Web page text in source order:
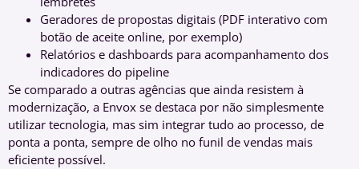
Geradores de propostas digitais (PDF interativo com
botão de aceite online, por exemplo)
Relatórios e dashboards para acompanhamento dos
indicadores do pipeline
Se comparado a outras agências que ainda resistem à
modernização, a Envox se destaca por não simplesmente
utilizar tecnologia, mas sim integrar tudo ao processo, de
ponta a ponta, sempre de olho no funil de vendas mais
eficiente possível.